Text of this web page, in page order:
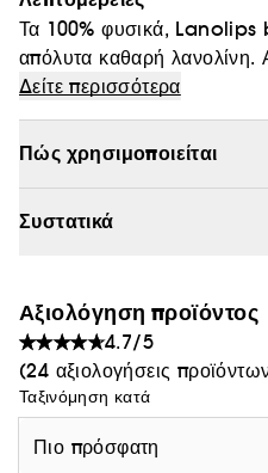
Θαμπάδα
Τα 100%φυσικά, Lanolips
απόλυτα καθαρή λανολίνη.
ενυδατικό συστατικό είναι
δέρμα πουξεφλουδίζει ,
ρινικές διόδους και πολλά
Δείτε περισσότερα
Πώς χρησιμοποιείται
Συστατικά
Αξιολόγηση προϊόντος
4.7/5
(24 αξιολογήσεις
Ταξινόμηση κατά
Πιο πρόσφατη